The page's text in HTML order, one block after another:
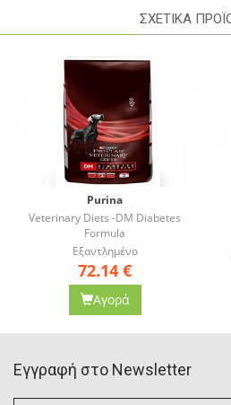
Βιταμίνη E: 500ml/kgΣΧΕΤΙΚΑ
Purina
Veterinary Diets -DM Diabetes
Formula
Εξαντλημένο
72.14 €
Αγορά
Eγγραφή στο Newsletter